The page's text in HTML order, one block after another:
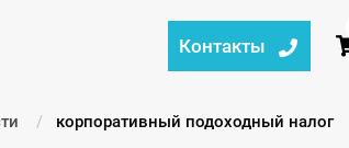
Контакты
Текущий:
корпоративный подоходный налог